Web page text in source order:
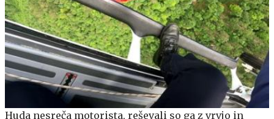
Huda nesreča motorista, reševali so ga z vrvjo in